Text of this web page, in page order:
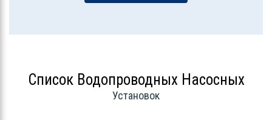
Список Водопроводных Насосных
Установок